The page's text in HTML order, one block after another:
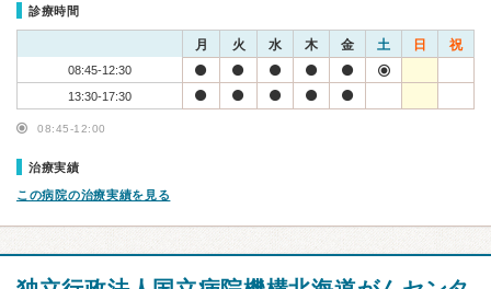
診療時間
月 火 水 木 金 土 日 祝
08:45-12:30
13:30-17:30
08:45-12:00
治療実績
この病院の治療実績を見る